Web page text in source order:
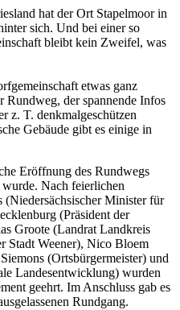
hat der Ort Stapelmoor in
sich. Und bei einer so
bleibt kein Zweifel, was
etwas ganz
Rundweg, der spannende Infos
z. T. denkmalgeschützen
Gebäude gibt es einige in
Eröffnung des Rundwegs
Nach feierlichen
Minister für
(Präsident der
Groote (Landrat Landkreis
Stadt Weener), Nico Bloem
(Ortsbürgermeister) und
Landesentwicklung) wurden
geehrt. Im Anschluss gab es
Rundgang.